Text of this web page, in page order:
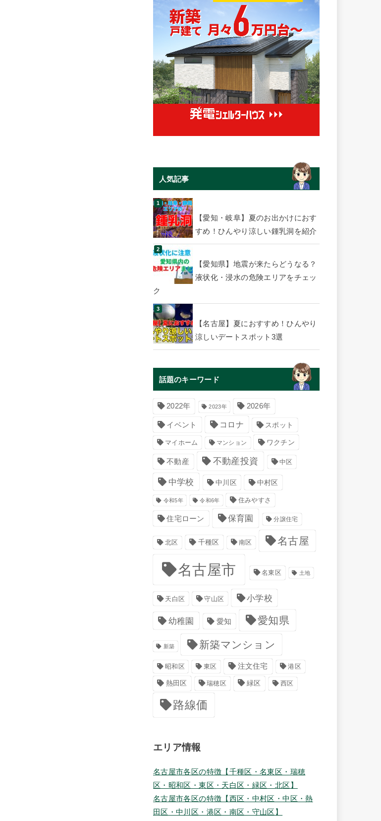
人気記事
【愛知・岐阜】夏のお出かけにおす
すめ！ひんやり涼しい鍾乳洞を紹介
【愛知県】地震が来たらどうなる？
液状化・浸水の危険エリアをチェッ
ク
【名古屋】夏におすすめ！ひんやり
涼しいデートスポット3選
話題のキーワード
2022年 2023年 2026年
イベント コロナ スポット
マイホーム マンション ワクチン
不動産 不動産投資 中区
中学校 中川区 中村区
令和5年 令和6年 住みやすさ
住宅ローン 保育園 分譲住宅
北区 千種区 南区 名古屋
名古屋市 名東区 土地
天白区 守山区 小学校
幼稚園 愛知 愛知県
新築 新築マンション
昭和区 東区 注文住宅 港区
熱田区 瑞穂区 緑区 西区
路線価
エリア情報
名古屋市各区の特徴【千種区・名東区・瑞穂
区・昭和区・東区・天白区・緑区・北区】
名古屋市各区の特徴【西区・中村区・中区・熱
田区・中川区・港区・南区・守山区】